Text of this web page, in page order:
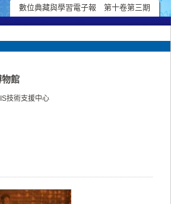
數位典藏與學習電子報 第十卷第三期
館
技術支援中心